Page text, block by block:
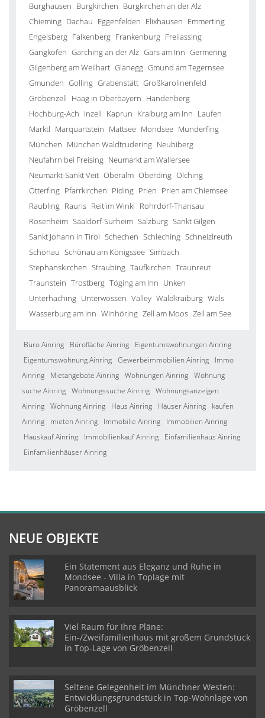
Burghausen Burgkirchen Burgkirchen an der Alz
Chieming Dachau Eggenfelden Elixhausen Emmerting
Engelsberg Falkenberg Frankenburg Freilassing
Gangkofen Garching an der Alz Gars am Inn Germering
Gilgenberg am Weilhart Glanegg Gmund am Tegernsee
Gmunden Golling Grabenstätt Großkarolinenfeld
Gröbenzell Haag in Oberbayern Handenberg
Hochburg-Ach Inzell Kaprun Kraiburg am Inn Laufen
Marktl Marquartstein Mattsee Mondsee Munderfing
München München Waldtrudering Neubiberg
Neufahrn bei Freising Neumarkt am Wallersee
Neumarkt-Sankt Veit Oberalm Oberding Olching
Otterfing Pfarrkirchen Piding Prien Prien am Chiemsee
Raubling Rauris Reit im Winkl Rohrdorf-Thansau
Rosenheim Saaldorf-Surheim Salzburg Sankt Gilgen
Sankt Johann in Tirol Schechen Schleching Schneizlreuth
Schönau Schönau am Königssee Simbach
Stephanskirchen Straubing Taufkirchen Traunreut
Traunstein Trostberg Töging am Inn Unken
Unterhaching Unterwössen Valley Waldkraiburg Wals
Wasserburg am Inn Winhöring Zell am Moos Zell am See
Büro Ainring Bürofläche Ainring
Eigentumswohnungen Ainring
Eigentumswohnung Ainring Gewerbeimmobilien Ainring
Immo
Ainring
Mietangebote Ainring Wohnungen Ainring Wohnung
suche Ainring Wohnungssuche Ainring Wohnungsanzeigen
Ainring Wohnung Ainring Haus Ainring Häuser Ainring
kaufen
Ainring
mieten Ainring Immobilie Ainring
Immobilien Ainring
Hauskauf Ainring
Immobilienkauf Ainring
Einfamilienhaus Ainring
Einfamilienhäuser Ainring
NEUE OBJEKTE
Ein Statement aus Eleganz und Ruhe in
Mondsee - Villa in Toplage mit
Panoramaausblick
Viel Raum für Ihre Pläne:
Ein-/Zweifamilienhaus mit großem Grundstück
in Top-Lage von Gröbenzell
Seltene Gelegenheit im Münchner Westen:
Entwicklungsgrundstück in Top-Wohnlage von
Gröbenzell